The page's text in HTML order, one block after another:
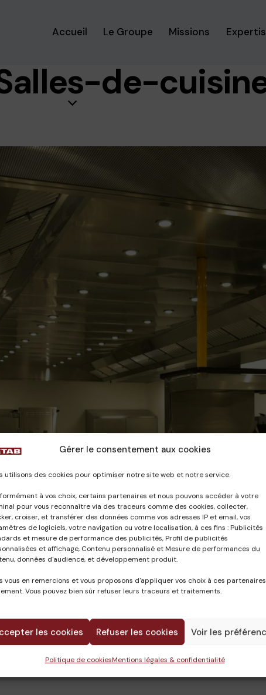
Gérer le consentement aux cookies
utilisons des cookies pour optimiser notre site web et notre service.
à vos choix, certains partenaires et nous pouvons accéder à votre
pour vous reconnaître via des traceurs comme des cookies, collecter,
croiser, et transférer des données comme vos adresses IP et email, vos
de logiciels, votre navigation ou votre localisation, à ces fins : Publicités
et mesure de performance des publicités, Profil de publicités
et affichage, Contenu personnalisé et Mesure de performances du
données d'audience, et développement produit.
vous en remercions et vous proposons d'appliquer vos choix à ces partenaires
Vous pouvez bien sûr refuser leurs traceurs et traitements.
les cookies Refuser les cookies Voir les
Politique de cookiesMentions légales & confidentialité
Accueil Le Groupe Missions
de-
CETAB 28 novembre 2023